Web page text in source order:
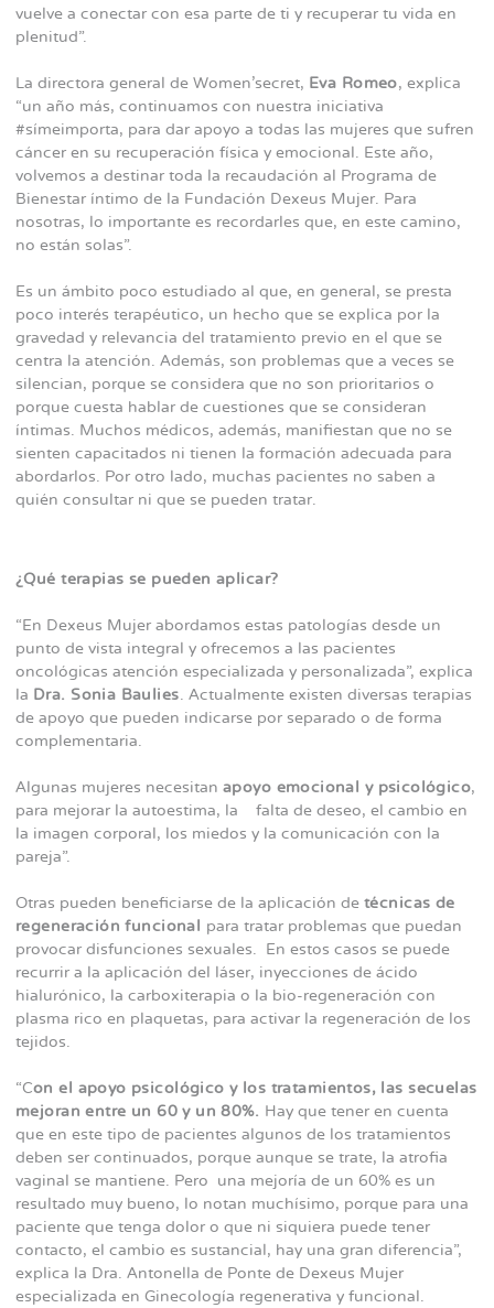
vuelve a conectar con esa parte de ti y recuperar tu vida en
plenitud”.
La directora general de Women’secret, Eva Romeo, explica
“un año más, continuamos con nuestra iniciativa
#símeimporta, para dar apoyo a todas las mujeres que sufren
cáncer en su recuperación física y emocional. Este año,
volvemos a destinar toda la recaudación al Programa de
Bienestar íntimo de la Fundación Dexeus Mujer. Para
nosotras, lo importante es recordarles que, en este camino,
no están solas”.
Es un ámbito poco estudiado al que, en general, se presta
poco interés terapéutico, un hecho que se explica por la
gravedad y relevancia del tratamiento previo en el que se
centra la atención. Además, son problemas que a veces se
silencian, porque se considera que no son prioritarios o
porque cuesta hablar de cuestiones que se consideran
íntimas. Muchos médicos, además, manifiestan que no se
sienten capacitados ni tienen la formación adecuada para
abordarlos. Por otro lado, muchas pacientes no saben a
quién consultar ni que se pueden tratar.
¿Qué terapias se pueden aplicar?
“En Dexeus Mujer abordamos estas patologías desde un
punto de vista integral y ofrecemos a las pacientes
oncológicas atención especializada y personalizada”, explica
la Dra. Sonia Baulies. Actualmente existen diversas terapias
de apoyo que pueden indicarse por separado o de forma
complementaria.
Algunas mujeres necesitan apoyo emocional y psicológico,
para mejorar la autoestima, la falta de deseo, el cambio en
la imagen corporal, los miedos y la comunicación con la
pareja”.
Otras pueden beneficiarse de la aplicación de técnicas de
regeneración funcional para tratar problemas que puedan
provocar disfunciones sexuales. En estos casos se puede
recurrir a la aplicación del láser, inyecciones de ácido
hialurónico, la carboxiterapia o la bio-regeneración con
plasma rico en plaquetas, para activar la regeneración de los
tejidos.
“Con el apoyo psicológico y los tratamientos, las secuelas
mejoran entre un 60 y un 80%. Hay que tener en cuenta
que en este tipo de pacientes algunos de los tratamientos
deben ser continuados, porque aunque se trate, la atrofia
vaginal se mantiene. Pero una mejoría de un 60% es un
resultado muy bueno, lo notan muchísimo, porque para una
paciente que tenga dolor o que ni siquiera puede tener
contacto, el cambio es sustancial, hay una gran diferencia”,
explica la Dra. Antonella de Ponte de Dexeus Mujer
especializada en Ginecología regenerativa y funcional.